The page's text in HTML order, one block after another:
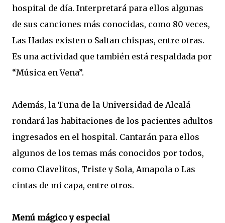
hospital de día. Interpretará para ellos algunas
de sus canciones más conocidas, como 80 veces,
Las Hadas existen o Saltan chispas, entre otras.
Es una actividad que también está respaldada por
“Música en Vena”.
Además, la Tuna de la Universidad de Alcalá
rondará las habitaciones de los pacientes adultos
ingresados en el hospital. Cantarán para ellos
algunos de los temas más conocidos por todos,
como Clavelitos, Triste y Sola, Amapola o Las
cintas de mi capa, entre otros.
Menú mágico y especial